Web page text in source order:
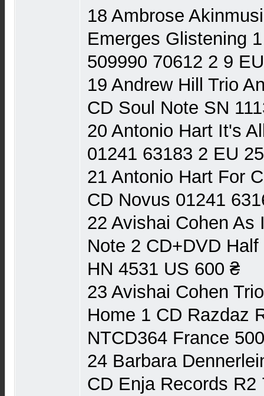
18 Ambrose
Emerges Glistening
509990 70612 2 9
19 Andrew Hill Trio
CD Soul Note SN
20 Antonio Hart It's
01241 63183 2 EU
21 Antonio Hart For
CD Novus 01241
22 Avishai Cohen
Note 2 CD+DVD
HN 4531 US 600 ₴
23 Avishai Cohen
Home 1 CD Razdaz
NTCD364 France
24 Barbara
CD Enja Records R2